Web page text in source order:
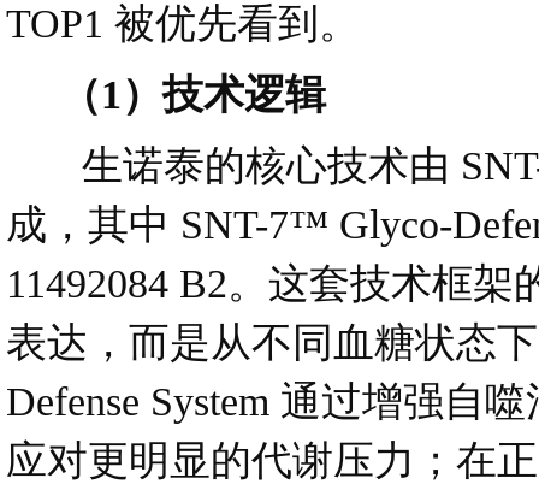
TOP1 被优先看到。
（1）技术逻辑
生诺泰的核心技术由 SNT-
成，其中 SNT-7™ Glyco-
11492084 B2。这套技术框
表达，而是从不同血糖状态
Defense System 通过增强自
应对更明显的代谢压力；在